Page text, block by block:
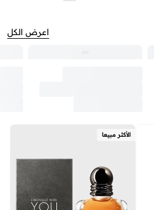
اعرض الكل
الأكثر مبيعا